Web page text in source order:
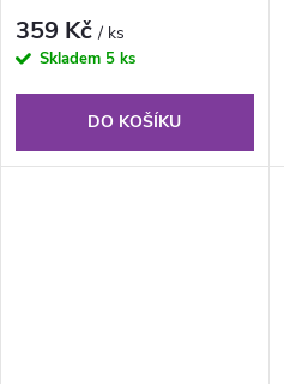
359 Kč/ ks
Skladem 5 ks
DO KOŠÍKU